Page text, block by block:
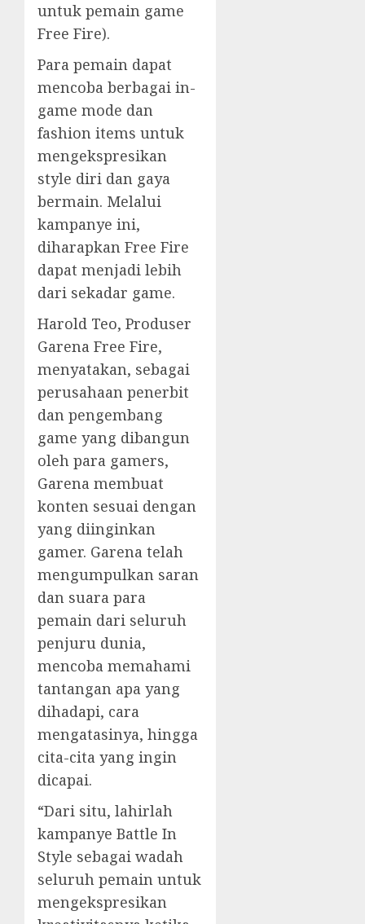
untuk pemain game
Free Fire).
Para pemain dapat
mencoba berbagai in-
game mode dan
fashion items untuk
mengekspresikan
style diri dan gaya
bermain. Melalui
kampanye ini,
diharapkan Free Fire
dapat menjadi lebih
dari sekadar game.
Harold Teo, Produser
Garena Free Fire,
menyatakan, sebagai
perusahaan penerbit
dan pengembang
game yang dibangun
oleh para gamers,
Garena membuat
konten sesuai dengan
yang diinginkan
gamer. Garena telah
mengumpulkan saran
dan suara para
pemain dari seluruh
penjuru dunia,
mencoba memahami
tantangan apa yang
dihadapi, cara
mengatasinya, hingga
cita-cita yang ingin
dicapai.
“Dari situ, lahirlah
kampanye Battle In
Style sebagai wadah
seluruh pemain untuk
mengekspresikan